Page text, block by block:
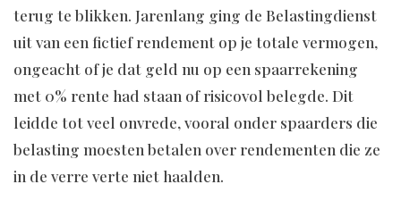
terug te blikken. Jarenlang ging de Belastingdienst
uit van een fictief rendement op je totale vermogen,
ongeacht of je dat geld nu op een spaarrekening
met 0% rente had staan of risicovol belegde. Dit
leidde tot veel onvrede, vooral onder spaarders die
belasting moesten betalen over rendementen die ze
in de verre verte niet haalden.